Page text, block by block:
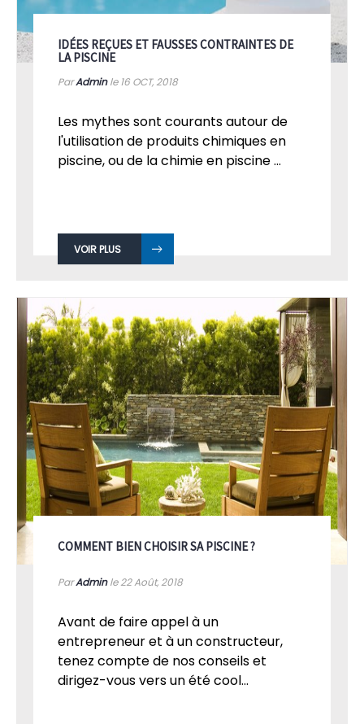
IDÉES REÇUES ET FAUSSES CONTRAINTES DE
LA PISCINE
ParAdminle 16 OCT, 2018
Les mythes sont courants autour de
l'utilisation de produits chimiques en
piscine, ou de la chimie en piscine ...
VOIR PLUS
COMMENT BIEN CHOISIR SA PISCINE ?
ParAdminle 22Août, 2018
Avant de faire appel à un
entrepreneur et à un constructeur,
tenez compte de nos conseils et
dirigez-vous vers un été cool...